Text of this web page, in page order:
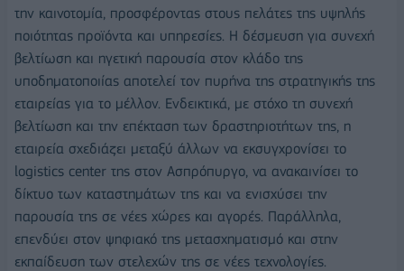
την καινοτομία, προσφέροντας στους πελάτες της υψηλής
ποιότητας προϊόντα και υπηρεσίες. Η δέσμευση για συνεχή
βελτίωση και ηγετική παρουσία στον κλάδο της
υποδηματοποιίας αποτελεί τον πυρήνα της στρατηγικής της
εταιρείας για το μέλλον. Ενδεικτικά, με στόχο τη συνεχή
βελτίωση και την επέκταση των δραστηριοτήτων της, η
εταιρεία σχεδιάζει μεταξύ άλλων να εκσυγχρονίσει το
logistics center της στον Ασπρόπυργο, να ανακαινίσει το
δίκτυο των καταστημάτων της και να ενισχύσει την
παρουσία της σε νέες χώρες και αγορές. Παράλληλα,
επενδύει στον ψηφιακό της μετασχηματισμό και στην
εκπαίδευση των στελεχών της σε νέες τεχνολογίες.